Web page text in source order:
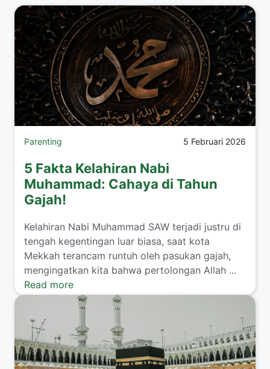
Parenting 5 Februari 2026
5 Fakta Kelahiran Nabi
Muhammad: Cahaya di Tahun
Gajah!
​Kelahiran Nabi Muhammad SAW terjadi justru di
tengah kegentingan luar biasa, saat kota
Mekkah terancam runtuh oleh pasukan gajah,
mengingatkan kita bahwa pertolongan Allah ...
Read more